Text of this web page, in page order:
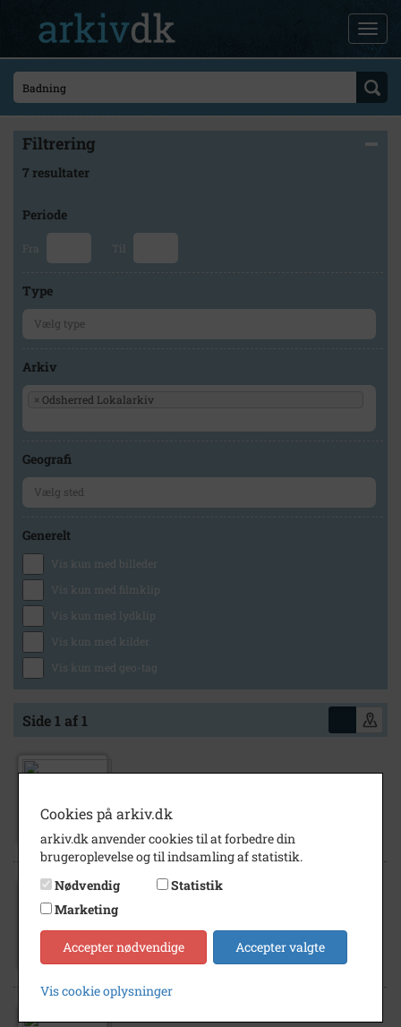
Filtrering
7 resultater
Periode
Fra Til
Type
Arkiv
× Odsherred Lokalarkiv
Geografi
Generelt
Vis kun med billeder
Vis kun med filmklip
Vis kun med lydklip
Vis kun med kilder
Vis kun med geo-tag
Side 1 af 1
Badning foran kolonien -1907
Badende ved Nordstrand - 1930'erne
Cookies på arkiv.dk
arkiv.dk anvender cookies til at forbedre din
brugeroplevelse og til indsamling af statistik.
Nødvendig
Statistik
Marketing
Accepter nødvendige Accepter valgte
Vis cookie oplysninger